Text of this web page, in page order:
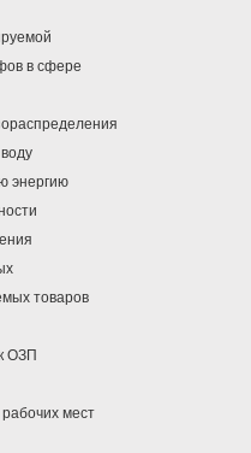
в сфере
энергию
товаров
ОЗП
мест